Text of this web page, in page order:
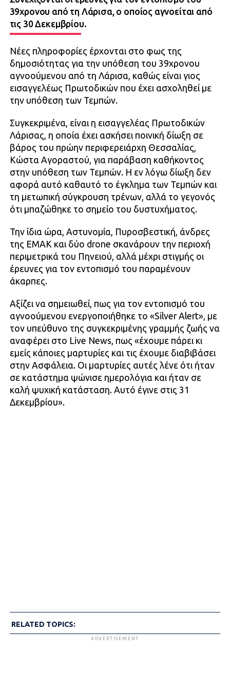
39χρονου από τη Λάρισα, ο οποίος αγνοείται από
τις 30 Δεκεμβρίου.
Νέες πληροφορίες έρχονται στο φως της
δημοσιότητας για την υπόθεση του 39χρονου
αγνοούμενου από τη Λάρισα, καθώς είναι γιος
εισαγγελέως Πρωτοδικών που έχει ασχοληθεί με
την υπόθεση των Τεμπών.
Συγκεκριμένα, είναι η εισαγγελέας Πρωτοδικών
Λάρισας, η οποία έχει ασκήσει ποινική δίωξη σε
βάρος του πρώην περιφερειάρχη Θεσσαλίας,
Κώστα Αγοραστού, για παράβαση καθήκοντος
στην υπόθεση των Τεμπών. Η εν λόγω δίωξη δεν
αφορά αυτό καθαυτό το έγκλημα των Τεμπών και
τη μετωπική σύγκρουση τρένων, αλλά το γεγονός
ότι μπαζώθηκε το σημείο του δυστυχήματος.
Την ίδια ώρα, Αστυνομία, Πυροσβεστική, άνδρες
της ΕΜΑΚ και δύο drone σκανάρουν την περιοχή
περιμετρικά του Πηνειού, αλλά μέχρι στιγμής οι
έρευνες για τον εντοπισμό του παραμένουν
άκαρπες.
Αξίζει να σημειωθεί, πως για τον εντοπισμό του
αγνοούμενου ενεργοποιήθηκε το «Silver Alert», με
τον υπεύθυνο της συγκεκριμένης γραμμής ζωής να
αναφέρει στο Live News, πως «έχουμε πάρει κι
εμείς κάποιες μαρτυρίες και τις έχουμε διαβιβάσει
στην Ασφάλεια. Οι μαρτυρίες αυτές λένε ότι ήταν
σε κατάστημα ψώνισε ημερολόγια και ήταν σε
καλή ψυχική κατάσταση. Αυτό έγινε στις 31
Δεκεμβρίου».
RELATED TOPICS:
ADVERTISEMENT